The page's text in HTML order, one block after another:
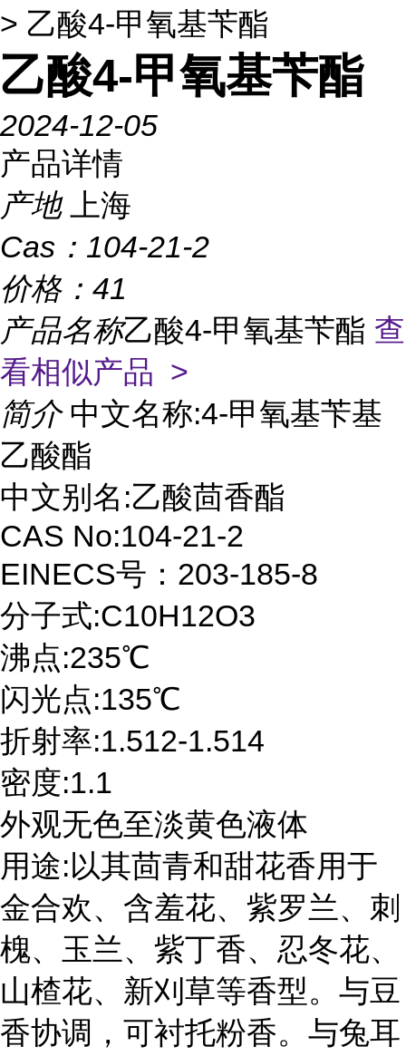
> 乙酸4-甲氧基苄酯
乙酸4-甲氧基苄酯
2024-12-05
产品详情
产地
上海
Cas： 104-21-2
价格： 41
产品名称乙酸4-甲氧基苄酯 查
看相似产品 >
简介 中文名称:4-甲氧基苄基
乙酸酯
中文别名:乙酸茴香酯
CAS No:104-21-2
EINECS号：203-185-8
分子式:C10H12O3
沸点:235℃
闪光点:135℃
折射率:1.512-1.514
密度:1.1
外观无色至淡黄色液体
用途:以其茴青和甜花香用于
金合欢、含羞花、紫罗兰、刺
槐、玉兰、紫丁香、忍冬花、
山楂花、新刈草等香型。与豆
香协调，可衬托粉香。与兔耳